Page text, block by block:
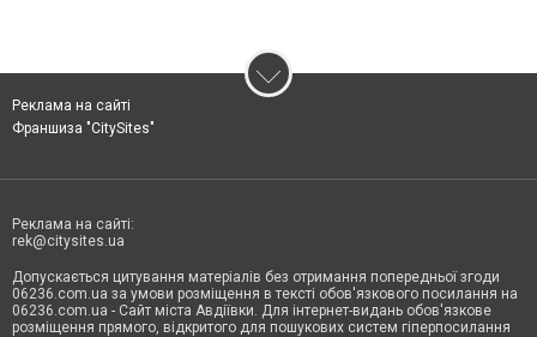
Реклама на сайті
Франшиза "CitySites"
Реклама на сайті:
rek@citysites.ua
Допускається цитування матеріалів без отримання попередньої згоди
06236.com.ua за умови розміщення в тексті обов'язкового посилання на
06236.com.ua - Сайт міста Авдіївки. Для інтернет-видань обов'язкове
розміщення прямого, відкритого для пошукових систем гіперпосилання